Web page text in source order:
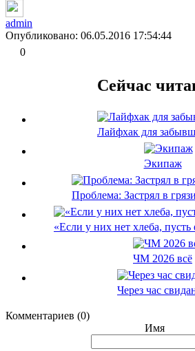
admin
Опубликовано: 06.05.2016 17:54:44
0
Сейчас
Лайфхак для
Экипаж
Проблема: Застрял в
«Если у них нет хлеба,
ЧМ 2026 всё
Через час
Комментариев (0)
Имя